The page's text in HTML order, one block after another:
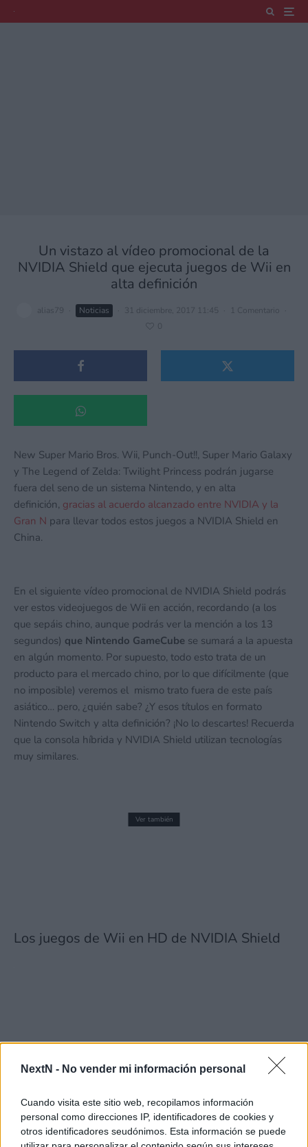
NextN - No vender mi información personal
Cuando visita este sitio web, recopilamos información
personal como direcciones IP, identificadores de cookies y
otros identificadores seudónimos. Esta información se puede
Un vistazo al vídeo promocional de la
NVIDIA Shield que ejecuta juegos de Wii en
alta definición
alias79 Noticias 31 diciembre, 2017 11:45 1 Comentario
0
New Super Mario Bros. Wii, Punch-Out!!, Super Mario Galaxy
y The Legend of Zelda: Twilight Princess podrán jugarse
fuera del seno de un sistema Nintendo, y en alta
definición, gracias al acuerdo alcanzado entre NVIDIA y la
Gran N para llevar todos estos juegos a NVIDIA Shield en
China.
En el siguiente vídeo promocional de NVIDIA Shield podrás
ver estos videojuegos de Wii en acción, recordando (a los
que sepáis chino, aunque podrás ver la mención a los 13
segundos) que Nintendo GameCube se sumará a la apuesta
en algún momento. Por supuesto, todo esto trata de un
producto para el mercado chino, por lo que difícilmente (que
no imposible) veremos el mismo trato fuera de este país
asiático… pero, ¿quién sabe? ¿Y esos títulos en formato
Nintendo Switch y alta definición? ¡No lo descartes! Recuerda
que la consola híbrida y NVIDIA Shield utilizan tecnologías
muy similares.
Ver también
Los juegos de Wii en HD de NVIDIA Shield